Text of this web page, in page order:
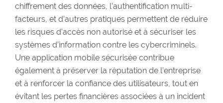
chiffrement des données, l’authentification multi-
facteurs, et d’autres pratiques permettent de réduire
les risques d’accès non autorisé et à sécuriser les
systèmes d’information contre les cybercriminels.
Une application mobile sécurisée contribue
également à préserver la réputation de l’entreprise
et à renforcer la confiance des utilisateurs, tout en
évitant les pertes financières associées à un incident